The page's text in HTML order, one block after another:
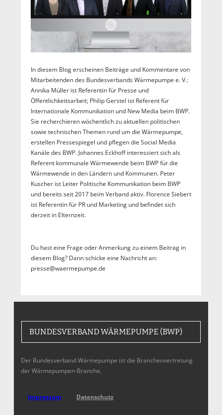
In diesem Blog erscheinen Beiträge und Kommentare von
Mitarbeitenden des Bundesverbands Wärmepumpe e. V.:
Annika Müller ist Referentin für Presse und
Öffentlichkeitsarbeit; Philip Gerstel ist Referent für
Internationale Kommunikation und New Media beim BWP.
Sie recherchieren wöchentlich zu aktuellen politischen
sowie technischen Themen rund um die Wärmepumpe,
erstellen Pressespiegel und pflegen die Social Media
Kanäle des BWP. Johannes Eckhoff interessiert sich als
Referent kommunale Wärmewende beim BWP für die
Wärmewende in den Ländern und Kommunen. Peter
Kuscher ist Leiter Politische Kommunikation beim BWP
und bereits seit 2017 beim Verband aktiv. Florence Siebert
ist Referentin für PR und Marketing und befindet sich
derzeit in Elternzeit.
Du hast eine Frage oder Anmerkung zu einem Beitrag in
diesem Blog? Dann schicke eine Nachricht an:
presse@waermepumpe.de
BUNDESVERBAND WÄRMEPUMPE (BWP)
Der Bundesverband Wärmepumpe ist die Branchenvertretung
der Wärmepumpen-Branche,
Impressum Datenschutz